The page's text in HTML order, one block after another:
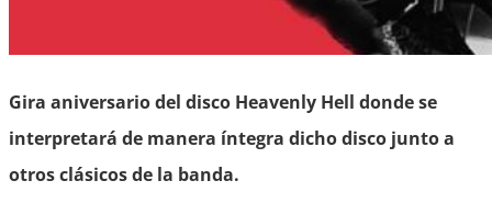
Gira aniversario del disco Heavenly Hell donde se
interpretará de manera íntegra dicho disco junto a
otros clásicos de la banda.